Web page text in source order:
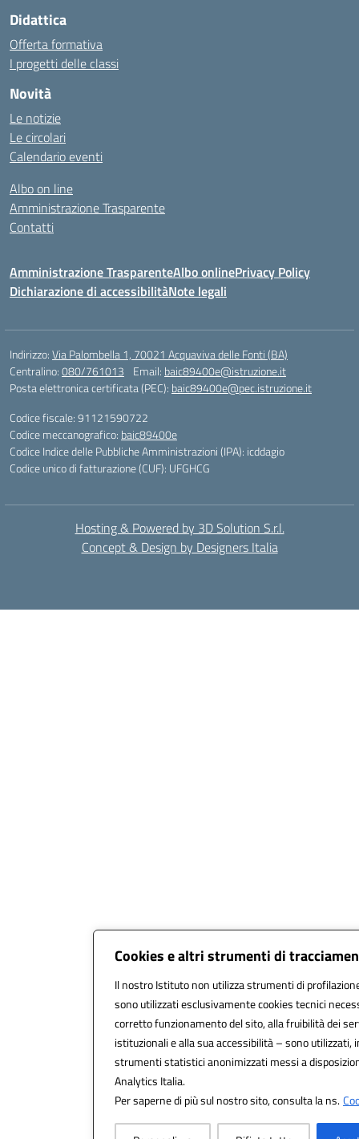
Cookies e altri strumenti di
Il nostro Istituto non utilizza strumenti di
sono utilizzati esclusivamente cookies tecnici
corretto funzionamento del sito, alla fruibilità dei
istituzionali e alla sua accessibilità – sono utilizzati,
strumenti statistici anonimizzati messi a
Analytics Italia.
Per saperne di più sul nostro sito, consulta la ns.
Didattica
Offerta formativa
I progetti delle classi
Novità
Le notizie
Le circolari
Calendario eventi
Albo on line
Amministrazione Trasparente
Contatti
Amministrazione TrasparenteAlbo onlinePrivacy Policy
Dichiarazione di accessibilitàNote legali
Indirizzo:Via Palombella 1, 70021 Acquaviva delle Fonti (BA)
Centralino:080/761013 Email: baic89400e@istruzione.it
Posta elettronica certificata (PEC): baic89400e@pec.istruzione.it
Codice fiscale: 91121590722
Codice meccanografico: baic89400e
Codice Indice delle Pubbliche Amministrazioni (IPA): icddagio
Codice unico di fatturazione (CUF): UFGHCG
Hosting & Powered by 3D Solution S.r.l.
Concept & Design by Designers Italia